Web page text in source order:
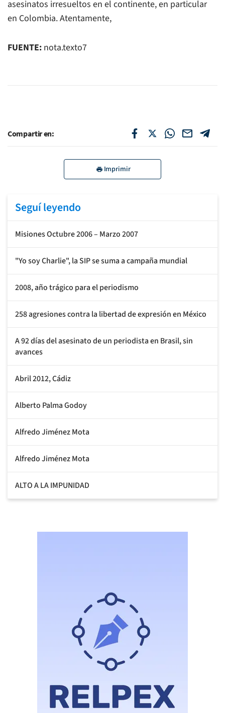
asesinatos irresueltos en el continente, en particular
en Colombia. Atentamente,
FUENTE: nota.texto7
Compartir en:
Imprimir
Seguí leyendo
Misiones Octubre 2006 – Marzo 2007
"Yo soy Charlie", la SIP se suma a campaña mundial
2008, año trágico para el periodismo
258 agresiones contra la libertad de expresión en México
A 92 días del asesinato de un periodista en Brasil, sin
avances
Abril 2012, Cádiz
Alberto Palma Godoy
Alfredo Jiménez Mota
Alfredo Jiménez Mota
ALTO A LA IMPUNIDAD